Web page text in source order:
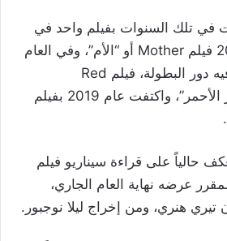
في تلك السنوات بفيلم واحد في
Mother أو “الأم”، وفي العام
دور البطولة، فيلم Red
أو “العصفور الأحمر”، واكتفت عام 2019 بفيلم
حالياً على قراءة سيناريو فيلم
عرضه نهاية العام الجاري،
تيري هنري، ومن إخراج ليلا نوجبور.